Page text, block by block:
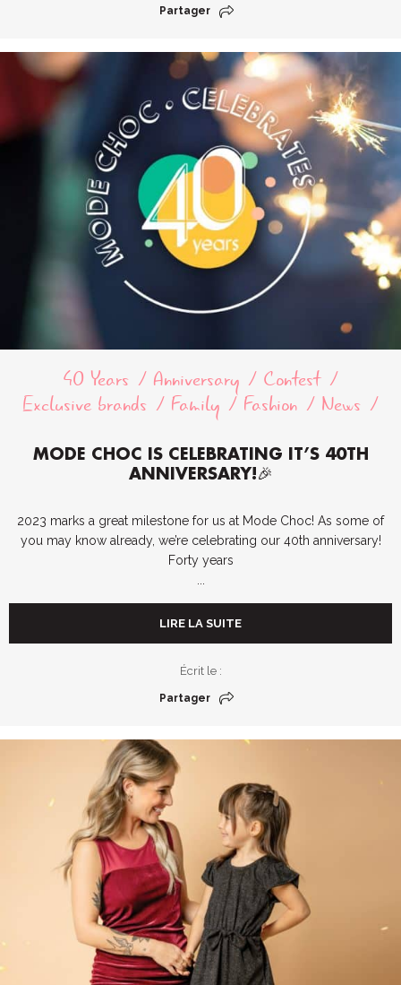
Partager
40 Years Anniversary
Contest
Exclusive brands
Family Fashion News
MODE CHOC IS CELEBRATING IT’S 40TH
ANNIVERSARY!🎉
2023 marks a great milestone for us at Mode Choc! As some of
you may know already, we’re celebrating our 40th anniversary!
Forty years
LIRE LA SUITE
Écrit le :
Partager